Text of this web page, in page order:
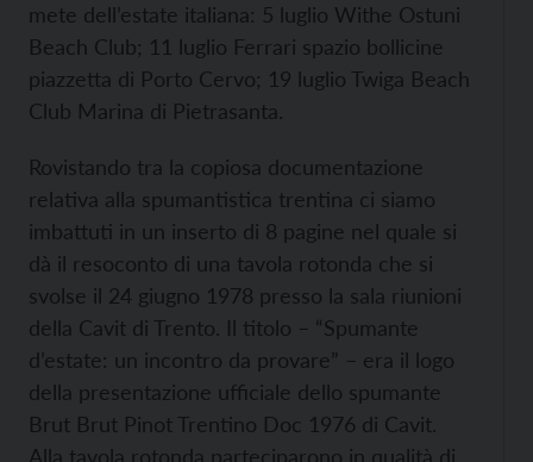
mete dell’estate italiana: 5 luglio Withe Ostuni
Beach Club; 11 luglio Ferrari spazio bollicine
piazzetta di Porto Cervo; 19 luglio Twiga Beach
Club Marina di Pietrasanta.
Rovistando tra la copiosa documentazione
relativa alla spumantistica trentina ci siamo
imbattuti in un inserto di 8 pagine nel quale si
dà il resoconto di una tavola rotonda che si
svolse il 24 giugno 1978 presso la sala riunioni
della Cavit di Trento. Il titolo – “Spumante
d’estate: un incontro da provare” – era il logo
della presentazione ufficiale dello spumante
Brut Brut Pinot Trentino Doc 1976 di Cavit.
Alla tavola rotonda parteciparono in qualità di